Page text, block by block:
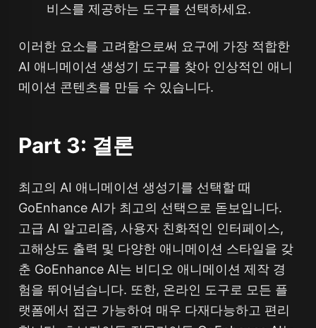
비스를 제공하는 도구를 선택하세요.
이러한 요소를 고려함으로써 요구에 가장 적합한
AI 애니메이션 생성기 도구를 찾아 인상적인 애니
메이션 콘텐츠를 만들 수 있습니다.
Part 3: 결론
최고의 AI 애니메이션 생성기를 선택할 때
GoEnhance AI가 최고의 선택으로 돋보입니다.
고급 AI 알고리즘, 사용자 친화적인 인터페이스,
고해상도 출력 및 다양한 애니메이션 스타일을 갖
춘 GoEnhance AI는 비디오 애니메이션 제작 경
험을 뛰어넘습니다. 또한, 온라인 도구로 모든 플
랫폼에서 접근 가능하여 매우 다재다능하고 편리